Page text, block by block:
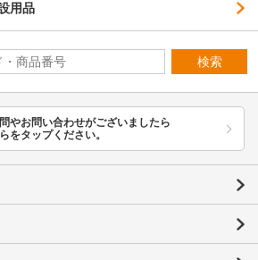
用品
検索
やお問い合わせがございましたら
をタップください。